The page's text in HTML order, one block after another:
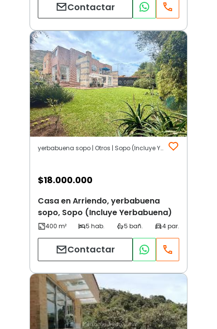
Contactar
yerbabuena sopo | Otros | Sopo (Incluye Yerbabuena)
$18.000.000
Casa en Arriendo, yerbabuena
sopo, Sopo (Incluye Yerbabuena)
Contactar